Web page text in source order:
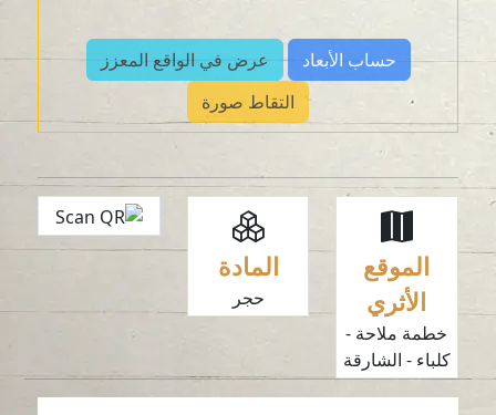
حساب الأبعاد
عرض في الواقع المعزز
التقاط صورة
الموقع
الأثري
خطمة ملاحة -
كلباء - الشارقة
المادة
حجر